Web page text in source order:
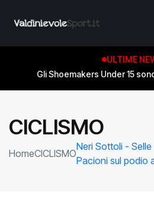
ULTIME
Gli Shoemakers Under 15
CICLISMO
HomeCICLISMO
Neri Sottoli - Selle
Pacioni sul podio